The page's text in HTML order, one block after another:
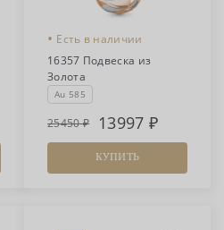
• Есть в наличии
16357 Подвеска из
Золота
Au 585
25450 13997
КУПИТЬ